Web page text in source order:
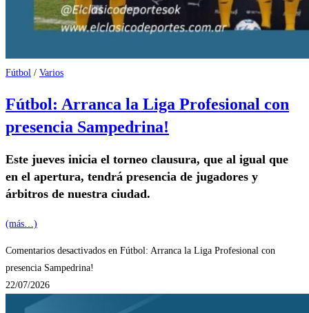
Fútbol / Varios
Fútbol: Arranca la Liga Profesional con
presencia Sampedrina!
Este jueves inicia el torneo clausura, que al igual que
en el apertura, tendrá presencia de jugadores y
árbitros de nuestra ciudad.
(más…)
Comentarios desactivados en Fútbol: Arranca la Liga Profesional con
presencia Sampedrina!
22/07/2026